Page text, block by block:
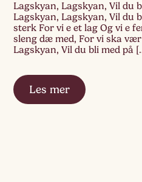
Lagskyan, Lagskyan, Vil du
Lagskyan, Lagskyan, Vil du
sterk For vi e et lag Og vi e
sleng dæ med, For vi ska
Lagskyan, Vil du bli med på
Les mer